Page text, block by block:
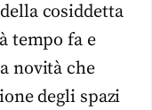
cosiddetta
tempo fa e
novità che
degli spazi